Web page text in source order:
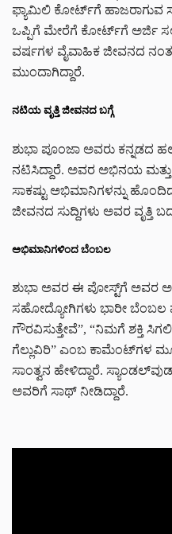
ಫ್ಯಾಮಿಲಿ ಕೋರ್ಟ್‌ಗೆ ಹಾಜರಾಗುವ
ಒಪ್ಪಿಗೆ ಮೇರೆಗೆ ಕೋರ್ಟ್‌ಗೆ ಅರ್ಜಿ
ವರ್ಷಗಳ ವೈವಾಹಿಕ ಜೀವನದ
ಮುಂದಾಗಿದ್ದಾರೆ.
ನಟಿಯ ವೃತ್ತಿ ಜೀವನದ ಬಗ್ಗೆ
ಶುಭಾ ಪೂಂಜಾ ಅವರು ಕನ್ನಡದ
ನಟಿಸಿದ್ದಾರೆ. ಅವರ ಅಭಿನಯ
ಸಾಕಷ್ಟು ಅಭಿಮಾನಿಗಳನ್ನು
ಜೀವನದ ಸುದ್ದಿಗಳು ಅವರ ವೃತ್ತಿ
ಅಭಿಮಾನಿಗಳಿಂದ ಬೆಂಬಲ
ಶುಭಾ ಅವರ ಈ ಪೋಸ್ಟ್‌‌ಗೆ ಅವರ
ಸಹೋದ್ಯೋಗಿಗಳು ಭಾರೀ ಬೆಂಬಲ
ಗೌರವಿಸುತ್ತೇವೆ”, “ನಿಮಗೆ ಶಕ್ತಿ
ಗೆಲ್ಲುವಿರಿ” ಎಂಬ ಕಾಮೆಂಟ್‌ಗಳ
ಸಾಂತ್ವನ ಹೇಳಿದ್ದಾರೆ.
ಅವರಿಗೆ ಸಾಥ್ ನೀಡಿದ್ದಾರೆ.